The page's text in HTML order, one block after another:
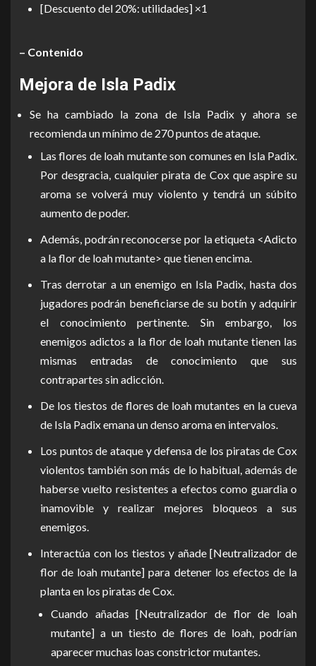
[Descuento del 20%: utilidades] ×1
– Contenido
Mejora de Isla Padix
Se ha cambiado la zona de Isla Padix y ahora se
recomienda un mínimo de 270 puntos de ataque.
Las flores de loah mutante son comunes en Isla Padix.
Por desgracia, cualquier pirata de Cox que aspire su
aroma se volverá muy violento y tendrá un súbito
aumento de poder.
Además, podrán reconocerse por la etiqueta <Adicto
a la flor de loah mutante> que tienen encima.
Tras derrotar a un enemigo en Isla Padix, hasta dos
jugadores podrán beneficiarse de su botín y adquirir
el conocimiento pertinente. Sin embargo, los
enemigos adictos a la flor de loah mutante tienen las
mismas entradas de conocimiento que sus
contrapartes sin adicción.
De los tiestos de flores de loah mutantes en la cueva
de Isla Padix emana un denso aroma en intervalos.
Los puntos de ataque y defensa de los piratas de Cox
violentos también son más de lo habitual, además de
haberse vuelto resistentes a efectos como guardia o
inamovible y realizar mejores bloqueos a sus
enemigos.
Interactúa con los tiestos y añade [Neutralizador de
flor de loah mutante] para detener los efectos de la
planta en los piratas de Cox.
Cuando añadas [Neutralizador de flor de loah
mutante] a un tiesto de flores de loah, podrían
aparecer muchas loas constrictor mutantes.